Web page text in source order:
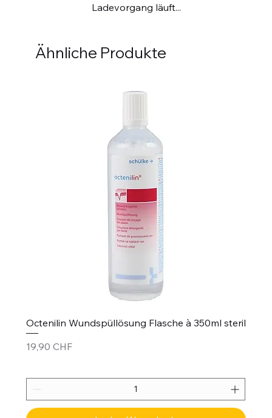
Ladevorgang läuft...
Ähnliche Produkte
Octenilin Wundspüllösung Flasche à 350ml steril
Preis
19,90 CHF